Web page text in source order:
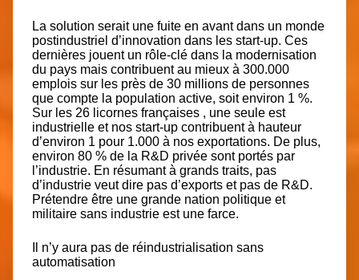
La solution serait une fuite en avant dans un monde
postindustriel d’innovation dans les start-up. Ces
dernières jouent un rôle-clé dans la modernisation
du pays mais contribuent au mieux à 300.000
emplois sur les près de 30 millions de personnes
que compte la population active, soit environ 1 %.
Sur les 26 licornes françaises , une seule est
industrielle et nos start-up contribuent à hauteur
d’environ 1 pour 1.000 à nos exportations. De plus,
environ 80 % de la R&D privée sont portés par
l’industrie. En résumant à grands traits, pas
d’industrie veut dire pas d’exports et pas de R&D.
Prétendre être une grande nation politique et
militaire sans industrie est une farce.
Il n’y aura pas de réindustrialisation sans
automatisation